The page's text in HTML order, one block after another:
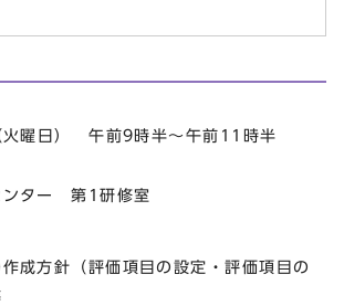
曜日） 午前9時半～午前11時半
ンター 第1研修室
成方針（評価項目の設定・評価項目の